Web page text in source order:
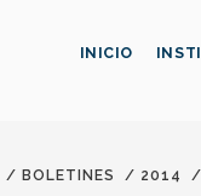
INICIO
/ BOLETINES / 2014 /